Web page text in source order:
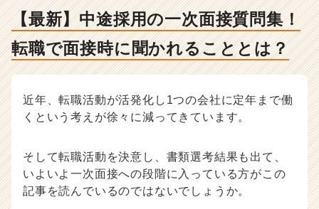
選
考
対
策・
就
ノ
ウ
ウ
記
事
|
【最新】中途採用の一次面接質問集！
転職で面接時に聞かれることとは？
近年、転職活動が活発化し1つの会社に定年まで働
くという考えが徐々に減ってきています。
そして転職活動を決意し、書類選考結果も出て、
いよいよ一次面接への段階に入っている方がこの
記事を読んでいるのではないでしょうか。